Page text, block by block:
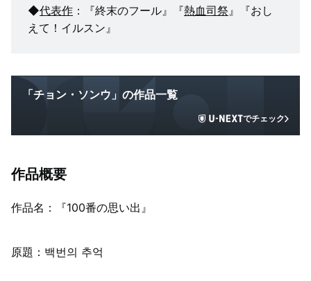
◆代表作 ：『終末のフール』『熱血司祭』『おし
えて！イルスン』
「チョン・ソンウ」の作品一覧
でチェック
作品概要
作品名：『100番の思い出』
原題：백번의 추억